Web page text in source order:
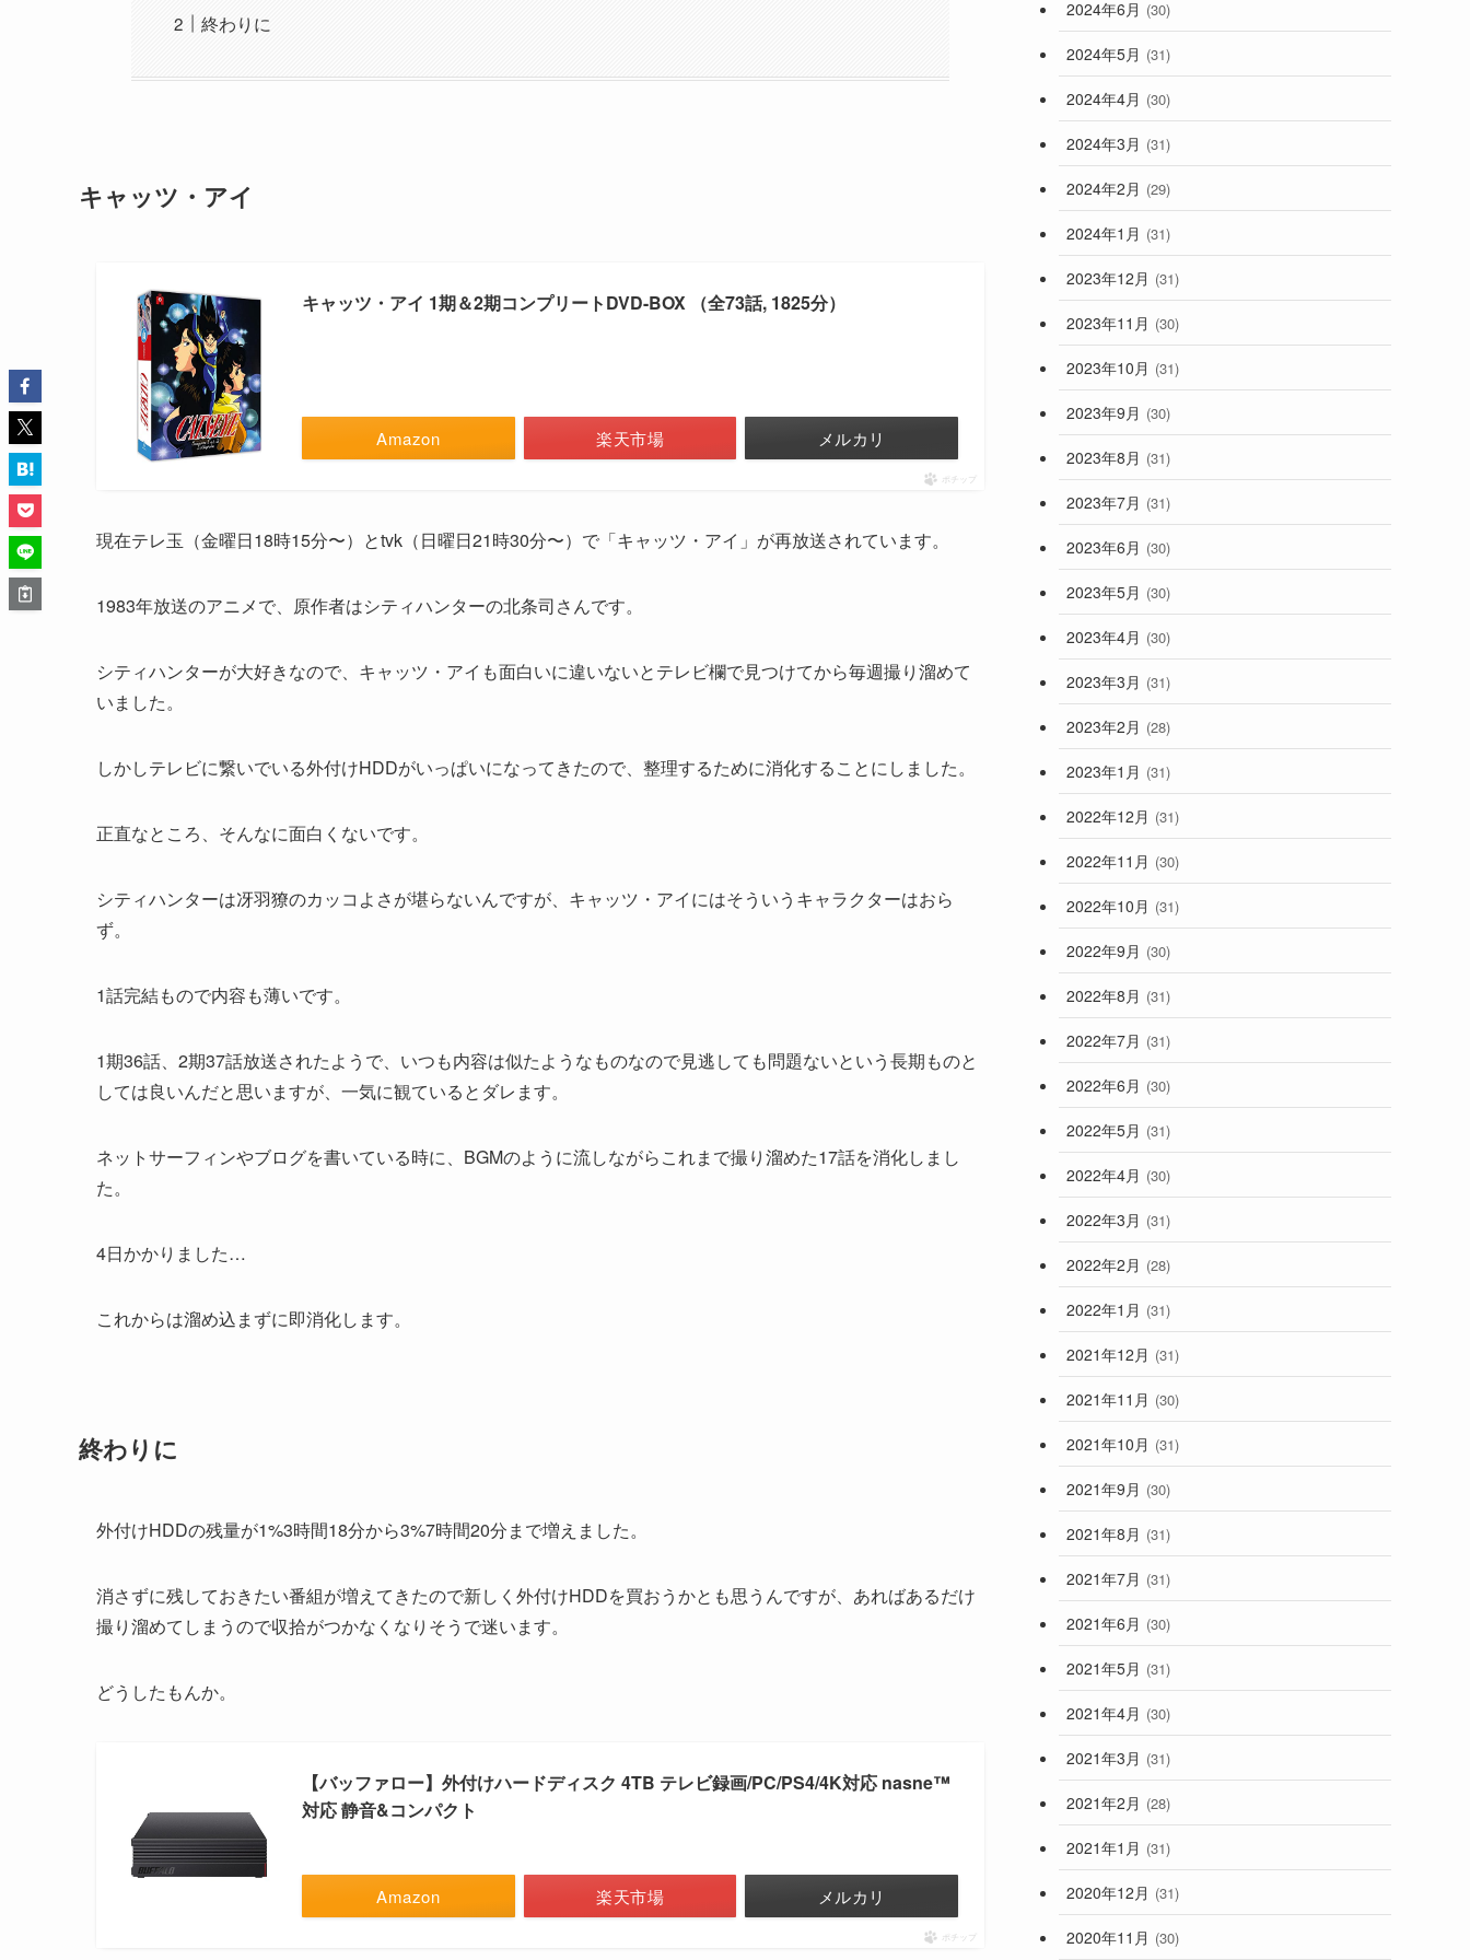
終わりに
キャッツ・アイ
キャッツ・アイ 1期＆2期コンプリートDVD-BOX （全73話, 1825分）
Amazon 楽天市場 メルカリ
ポチップ
現在テレ玉（金曜日18時15分〜）とtvk（日曜日21時30分〜）で「キャッツ・アイ」が再放送されています。
1983年放送のアニメで、原作者はシティハンターの北条司さんです。
シティハンターが大好きなので、キャッツ・アイも面白いに違いないとテレビ欄で見つけてから毎週撮り溜めて
いました。
しかしテレビに繋いでいる外付けHDDがいっぱいになってきたので、整理するために消化することにしました。
正直なところ、そんなに面白くないです。
シティハンターは冴羽獠のカッコよさが堪らないんですが、キャッツ・アイにはそういうキャラクターはおら
ず。
1話完結もので内容も薄いです。
1期36話、2期37話放送されたようで、いつも内容は似たようなものなので見逃しても問題ないという長期ものと
しては良いんだと思いますが、一気に観ているとダレます。
ネットサーフィンやブログを書いている時に、BGMのように流しながらこれまで撮り溜めた17話を消化しまし
た。
4日かかりました…
これからは溜め込まずに即消化します。
終わりに
外付けHDDの残量が1%3時間18分から3%7時間20分まで増えました。
消さずに残しておきたい番組が増えてきたので新しく外付けHDDを買おうかとも思うんですが、あればあるだけ
撮り溜めてしまうので収拾がつかなくなりそうで迷います。
どうしたもんか。
【バッファロー】外付けハードディスク 4TB テレビ録画/PC/PS4/4K対応 nasne™
対応 静音&コンパクト
Amazon 楽天市場 メルカリ
ポチップ
2024年6月 (30)
2024年5月 (31)
2024年4月 (30)
2024年3月 (31)
2024年2月 (29)
2024年1月 (31)
2023年12月 (31)
2023年11月 (30)
2023年10月 (31)
2023年9月 (30)
2023年8月 (31)
2023年7月 (31)
2023年6月 (30)
2023年5月 (30)
2023年4月 (30)
2023年3月 (31)
2023年2月 (28)
2023年1月 (31)
2022年12月 (31)
2022年11月 (30)
2022年10月 (31)
2022年9月 (30)
2022年8月 (31)
2022年7月 (31)
2022年6月 (30)
2022年5月 (31)
2022年4月 (30)
2022年3月 (31)
2022年2月 (28)
2022年1月 (31)
2021年12月 (31)
2021年11月 (30)
2021年10月 (31)
2021年9月 (30)
2021年8月 (31)
2021年7月 (31)
2021年6月 (30)
2021年5月 (31)
2021年4月 (30)
2021年3月 (31)
2021年2月 (28)
2021年1月 (31)
2020年12月 (31)
2020年11月 (30)